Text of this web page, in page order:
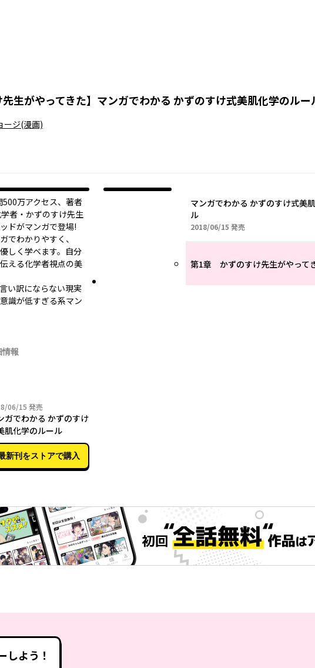
生がやってきた】 マンガでわかる かずのすけ式美肌化学のルー
ージ(漫画)
万アクセス、著者
者・かずのすけ先生
ドがマンガで登場!
でわかりやすく、
しく学べます。自分
える化学者視点の美
い訳にならない現実
識が低すぎる系マン
情報
06/15 2018年06月15日
発売
ガでわかる かずのすけ
肌化学のルール
新刊をストアで購入
マンガでわかる かずのすけ式美
ル
2018/06/15 2018年06月15日
発売
第1章 かずのすけ先生がやって
しよう！